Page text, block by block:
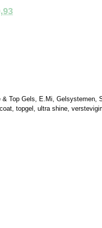
& Top Gels, E.Mi, Gelsystemen,
, topgel , ultra shine,